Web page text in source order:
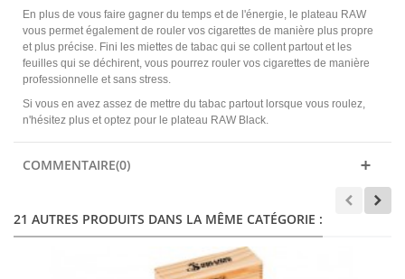
En plus de vous faire gagner du temps et de l'énergie, le plateau RAW
vous permet également de rouler vos cigarettes de manière plus propre
et plus précise. Fini les miettes de tabac qui se collent partout et les
feuilles qui se déchirent, vous pourrez rouler vos cigarettes de manière
professionnelle et sans stress.
Si vous en avez assez de mettre du tabac partout lorsque vous roulez,
n'hésitez plus et optez pour le plateau RAW Black.
COMMENTAIRE(0)
21 AUTRES PRODUITS DANS LA MÊME CATÉGORIE :